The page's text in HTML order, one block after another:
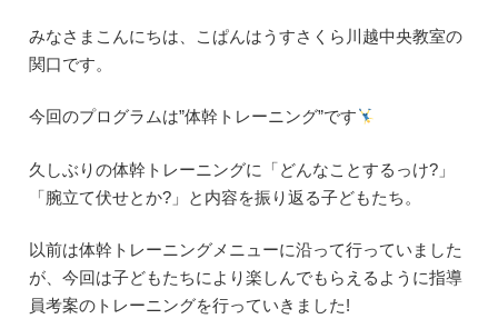
みなさまこんにちは、こぱんはうすさくら川越中央教室の
関口です。
今回のプログラムは”体幹トレーニング”です
久しぶりの体幹トレーニングに「どんなことするっけ?」
「腕立て伏せとか?」と内容を振り返る子どもたち。
以前は体幹トレーニングメニューに沿って行っていました
が、今回は子どもたちにより楽しんでもらえるように指導
員考案のトレーニングを行っていきました!